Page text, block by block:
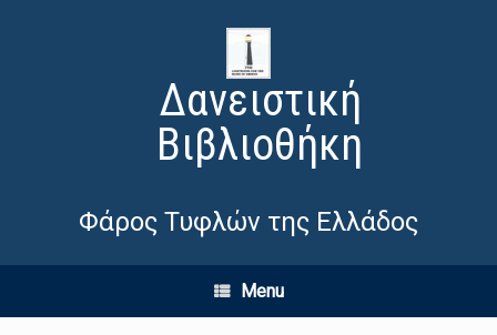
Δανειστική
Βιβλιοθήκη
Φάρος Τυφλών της Ελλάδος
Menu